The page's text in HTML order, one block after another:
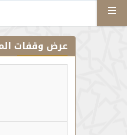
عرض وقفات